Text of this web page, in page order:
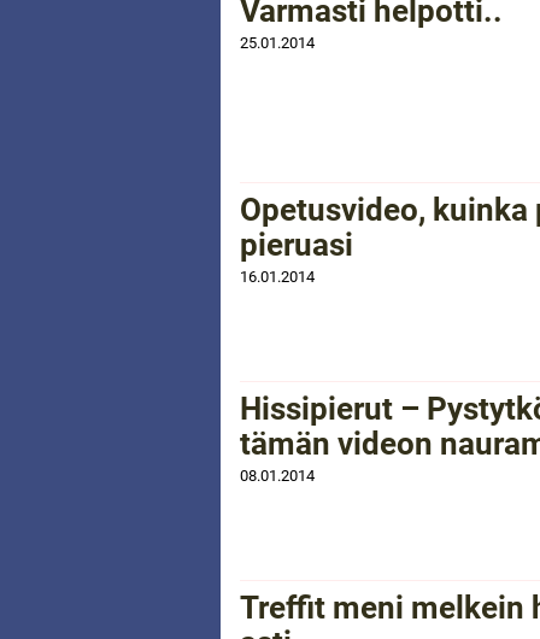
Varmasti helpotti..
25.01.2014
Opetusvideo, kuinka
pieruasi
16.01.2014
Hissipierut –
tämän videon
08.01.2014
Treffit meni melkein